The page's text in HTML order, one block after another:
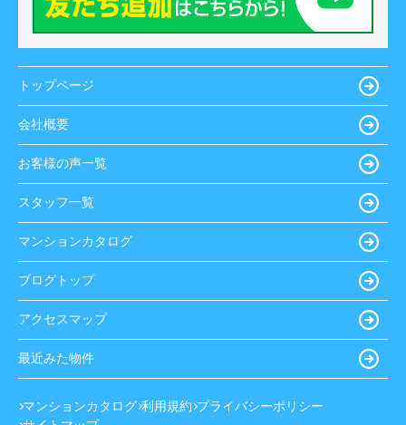
トップページ
会社概要
お客様の声一覧
スタッフ一覧
マンションカタログ
ブログトップ
アクセスマップ
最近みた物件
マンションカタログ 利用規約 プライバシーポリシー